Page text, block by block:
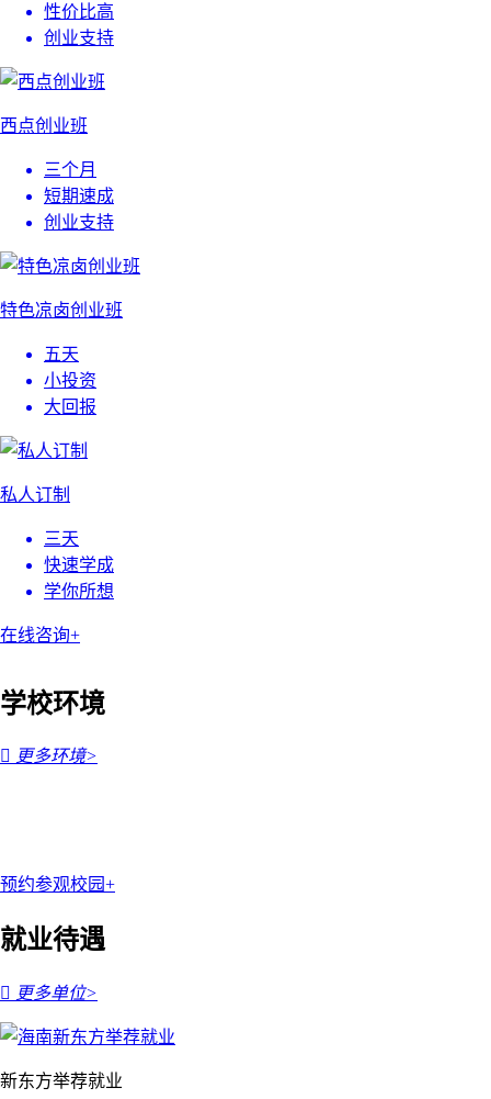
性价比高
创业支持
西点创业班
三个月
短期速成
创业支持
特色凉卤创业班
五天
小投资
大回报
私人订制
三天
快速学成
学你所想
在线咨询+
学校环境
 更多环境>
预约参观校园+
就业待遇
 更多单位>
新东方举荐就业